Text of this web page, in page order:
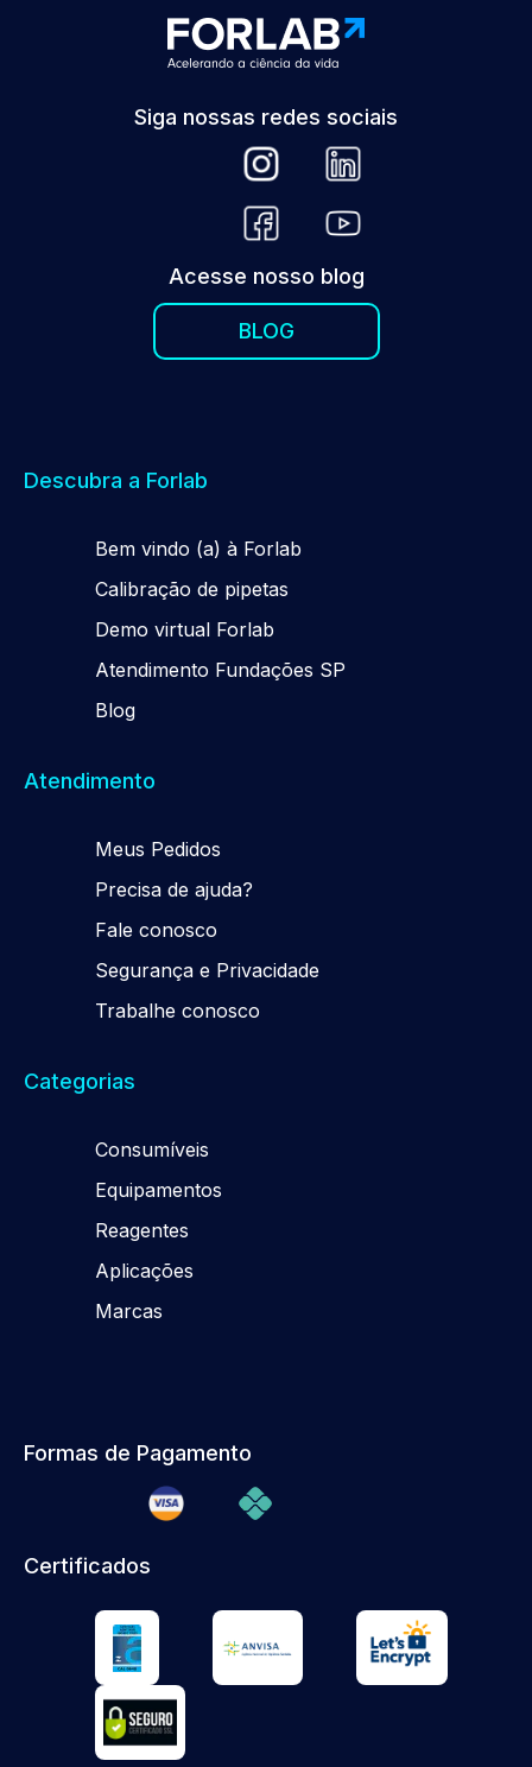
Siga nossas redes sociais
Acesse nosso blog
BLOG
Descubra a Forlab
Bem vindo (a) à Forlab
Calibração de pipetas
Demo virtual Forlab
Atendimento Fundações SP
Blog
Atendimento
Meus Pedidos
Precisa de ajuda?
Fale conosco
Segurança e Privacidade
Trabalhe conosco
Categorias
Consumíveis
Equipamentos
Reagentes
Aplicações
Marcas
Formas de Pagamento
Certificados